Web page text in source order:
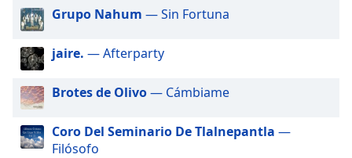
Picture-
Picture
Fullscreen
This
modal
Grupo Nahum — Sin Fortuna
jaire. — Afterparty
Brotes de Olivo— Cámbiame
Coro Del Seminario De Tlalnepantla —
Filósofo